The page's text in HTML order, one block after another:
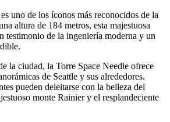
uno de los íconos más reconocidos de la
altura de 184 metros, esta majestuosa
testimonio de la ingeniería moderna y un
la ciudad, la Torre Space Needle ofrece
de Seattle y sus alrededores.
pueden deleitarse con la belleza del
monte Rainier y el resplandeciente